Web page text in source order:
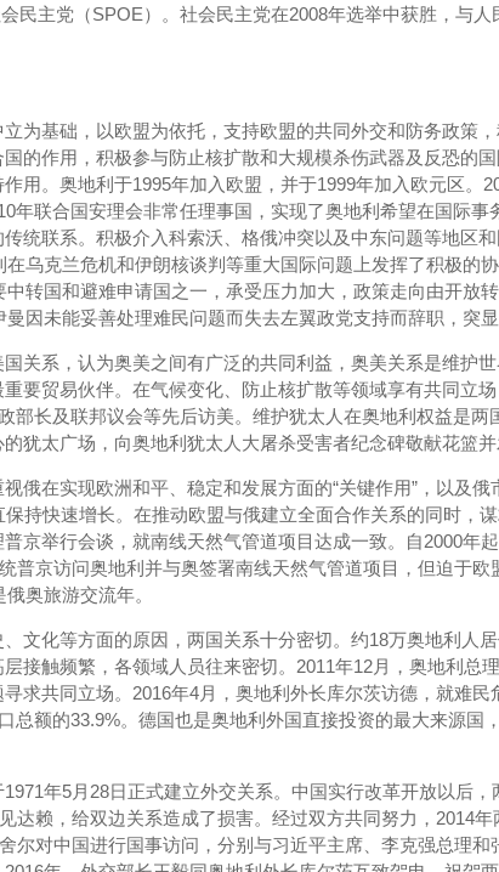
民主党（SPOE）。社会民主党在2008年选举中获胜，与
为基础，以欧盟为依托，支持欧盟的共同外交和防务政策
的作用，积极参与防止核扩散和大规模杀伤武器及反恐的
用。奥地利于1995年加入欧盟，并于1999年加入欧元区
年联合国安理会非常任理事国，实现了奥地利希望在国际
统联系。积极介入科索沃、格俄冲突以及中东问题等地区
乌克兰危机和伊朗核谈判等重大国际问题上发挥了积极的
转国和避难申请国之一，承受压力加大，政策走向由开放
因未能妥善处理难民问题而失去左翼政党支持而辞职，突
国关系，认为奥美之间有广泛的共同利益，奥美关系是维
要贸易伙伴。在气候变化、防止核扩散等领域享有共同立
部长及联邦议会等先后访美。维护犹太人在奥地利权益是
犹太广场，向奥地利犹太人大屠杀受害者纪念碑敬献花篮并
视俄在实现欧洲和平、稳定和发展方面的“关键作用”，以及
持快速增长。在推动欧盟与俄建立全面合作关系的同时，
京举行会谈，就南线天然气管道项目达成一致。自2000年
普京访问奥地利并与奥签署南线天然气管道项目，但迫于
奥旅游交流年。
、文化等方面的原因，两国关系十分密切。约18万奥地利
接触频繁，各领域人员往来密切。2011年12月，奥地利总
求共同立场。2016年4月，奥地利外长库尔茨访德，就难
总额的33.9%。德国也是奥地利外国直接投资的最大来源
1971年5月28日正式建立外交关系。中国实行改革开放以后
达赖，给双边关系造成了损害。经过双方共同努力，2014
尔对中国进行国事访问，分别与习近平主席、李克强总理